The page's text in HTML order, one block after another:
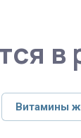
в
Витамины